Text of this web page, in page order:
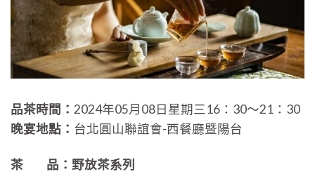
品茶時間： 2024年05月08日星期三16：30～21：30
晚宴地點： 台北圓山聯誼會-西餐廳暨陽台
茶 品：野放茶系列